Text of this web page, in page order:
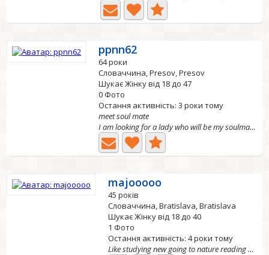
ppnn62
64 роки
Словаччина, Presov, Presov
Шукає Жінку від 18 до 47
0 Фото
Остання активність: 3 роки тому
meet soul mate
I am looking for a lady who will be my soulmate. I always...
majooooo
45 років
Словаччина, Bratislava, Bratislava
Шукає Жінку від 18 до 40
1 Фото
Остання активність: 4 роки тому
Like studying new going to nature reading book. Like have...